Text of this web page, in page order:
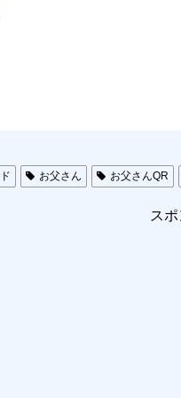
お父さん お父さんQR
ス